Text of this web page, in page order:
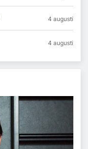
4 augusti
4 augusti